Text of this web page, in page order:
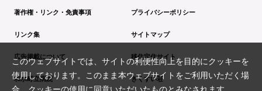
著作権・リンク・免責事項 プライバシーポリシー
リンク集 サイトマップ
広告掲載について 移住定住サイト
和水町立病院 きくすい荘
このウェブサイトでは、サイトの利便性向上を目的にクッキーを
使用しております。このまま本ウェブサイトをご利用いただく場